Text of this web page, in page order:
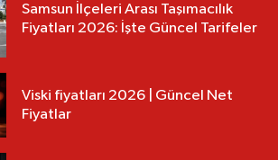
Samsun İlçeleri Arası Taşımacılık
Fiyatları 2026: İşte Güncel Tarifeler
Viski fiyatları 2026 | Güncel Net
Fiyatlar